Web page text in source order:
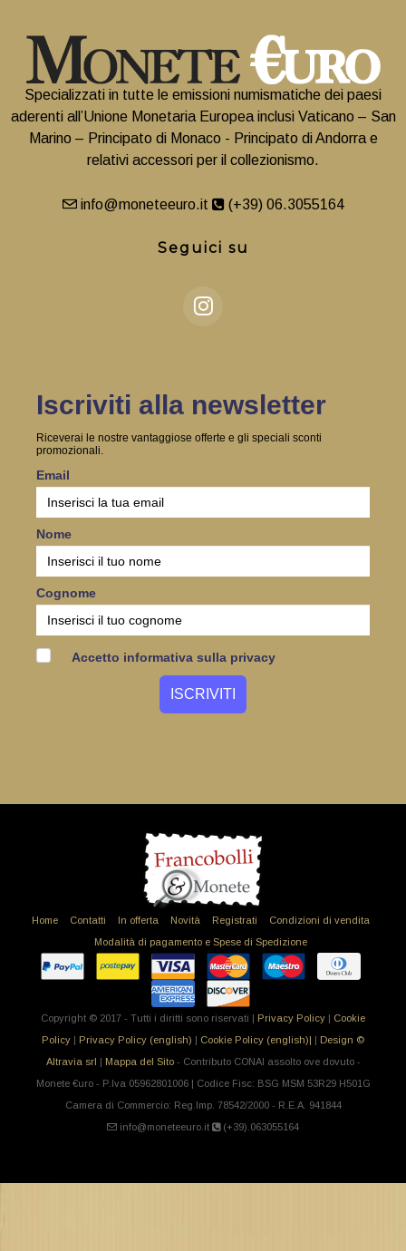
Specializzati in tutte le emissioni numismatiche dei paesi
aderenti all’Unione Monetaria Europea inclusi Vaticano – San
Marino – Principato di Monaco - Principato di Andorra e
relativi accessori per il collezionismo.
info@moneteeuro.it (+39) 06.3055164
Seguici su
Iscriviti alla newsletter
Riceverai le nostre vantaggiose offerte e gli speciali sconti
promozionali.
Email
Nome
Cognome
Accetto informativa sulla privacy
Home Contatti In offerta Novità Registrati
Condizioni di vendita
Modalità di pagamento e Spese di Spedizione
Copyright © 2017 - Tutti i diritti sono riservati | Privacy Policy | Cookie
Policy | Privacy Policy (english) | Cookie Policy (english)| | Design ©
Altravia srl | Mappa del Sito- Contributo CONAI assolto ove dovuto -
Monete €uro - P.Iva 05962801006 | Codice Fisc: BSG MSM 53R29 H501G
Camera di Commercio: Reg.Imp. 78542/2000 - R.E.A. 941844
info@moneteeuro.it
(+39).063055164